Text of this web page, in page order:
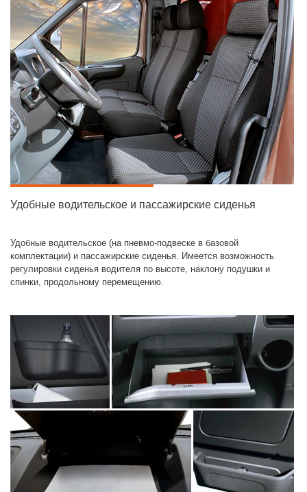
Удобные водительское и пассажирские сиденья
Удобные водительское (на пневмо-подвеске в базовой
комплектации) и пассажирские сиденья. Имеется возможность
регулировки сиденья водителя по высоте, наклону подушки и
спинки, продольному перемещению.